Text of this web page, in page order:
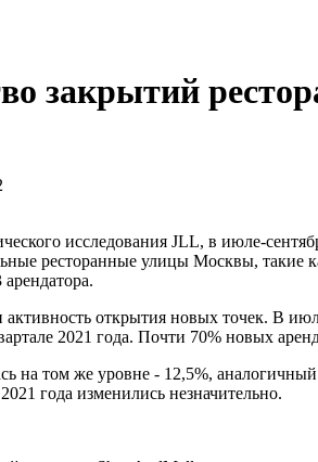
закрытий
исследования JLL, в июле-
ресторанные улицы Москвы, такие
активность открытия новых точек. В
2021 года. Почти 70% новых
на том же уровне - 12,5%,
года изменились незначительно.